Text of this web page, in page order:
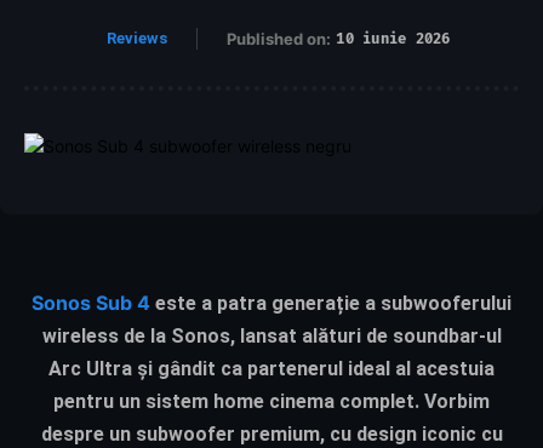
Reviews Published on: 10 iunie 2026
Sonos Sub 4 este a patra generație a subwooferului
wireless de la Sonos, lansat alături de soundbar-ul
Arc Ultra și gândit ca partenerul ideal al acestuia
pentru un sistem home cinema complet. Vorbim
despre un subwoofer premium, cu design iconic cu